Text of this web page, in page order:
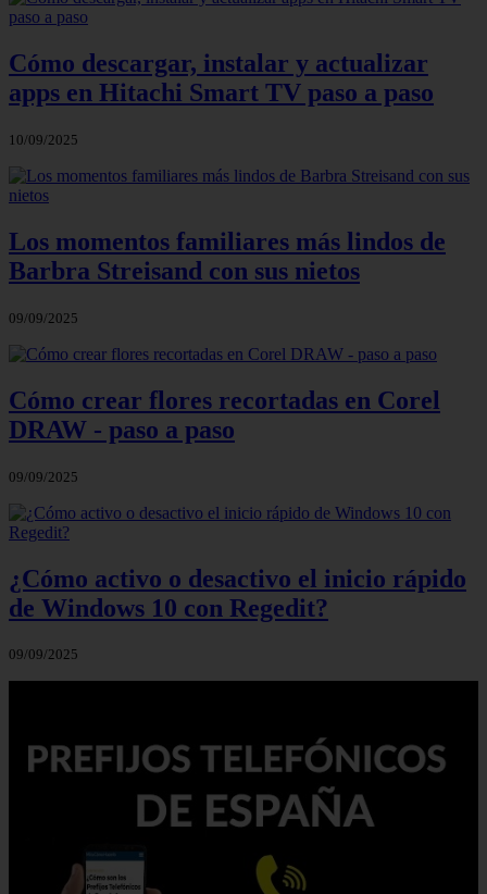
Cómo descargar, instalar y actualizar
apps en Hitachi Smart TV paso a paso
10/09/2025
Los momentos familiares más lindos de
Barbra Streisand con sus nietos
09/09/2025
Cómo crear flores recortadas en Corel
DRAW - paso a paso
09/09/2025
¿Cómo activo o desactivo el inicio rápido
de Windows 10 con Regedit?
09/09/2025